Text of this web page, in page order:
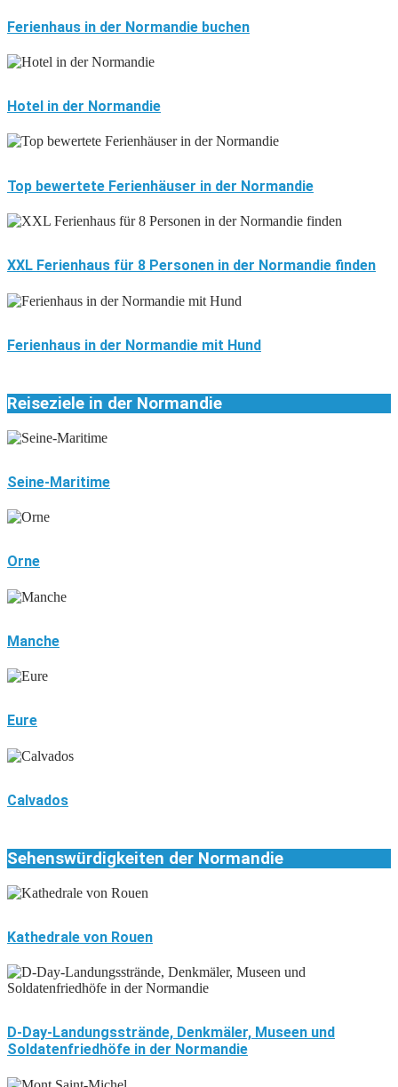
Ferienhaus in der Normandie buchen
Hotel in der Normandie
Top bewertete Ferienhäuser in der Normandie
XXL Ferienhaus für 8 Personen in der Normandie finden
Ferienhaus in der Normandie mit Hund
Reiseziele in der Normandie
Seine-Maritime
Orne
Manche
Eure
Calvados
Sehenswürdigkeiten der Normandie
Kathedrale von Rouen
D-Day-Landungsstrände, Denkmäler, Museen und
Soldatenfriedhöfe in der Normandie